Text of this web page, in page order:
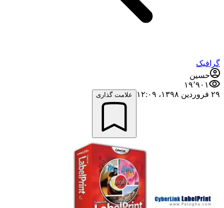
گرافیک
حسین
۱۹٬۹۰۱
۲۹ فروردین ۱۳۹۸،‏ ۱۲:۰۹
علامت گذاری